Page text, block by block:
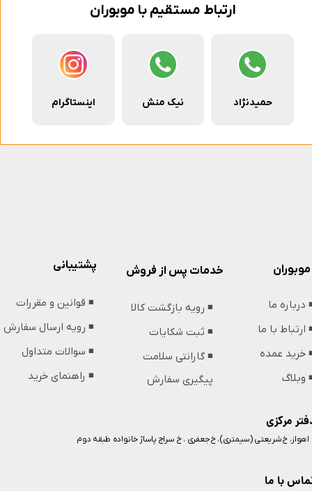
ارتباط مستقیم با موبوران
حمیدنژاد نیک منش اینستاگرام
مرکزی
با ما
اهواز، خ شریعتی (سیمتری)، خ جعفری ، خ سراج پاساژ خانواده طبقه دوم
پشتیبانی
◾️ قوانین و مقررات
◾️ رویه ارسال سفارش
◾️ سوالات متداول
◾️ راهنمای خرید
موبوران
درباره ما
ارتباط با ما
خرید عمده
وبلاگ
خدمات پس از فروش
◾️ رویه بازگشت کالا
◾️ ثبت شکایات
◾️ گارانتی سلامت
پیگیری سفارش